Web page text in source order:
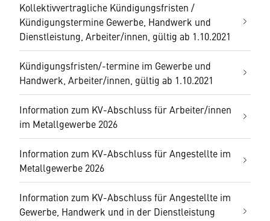
Kollektivvertragliche Kündigungsfristen /
Kündigungstermine Gewerbe, Handwerk und
Dienstleistung, Arbeiter/innen, gültig ab 1.10.2021
Kündigungsfristen/-termine im Gewerbe und
Handwerk, Arbeiter/innen, gültig ab 1.10.2021
Information zum KV-Abschluss für Arbeiter/innen
im Metallgewerbe 2026
Information zum KV-Abschluss für Angestellte im
Metallgewerbe 2026
Information zum KV-Abschluss für Angestellte im
Gewerbe, Handwerk und in der Dienstleistung